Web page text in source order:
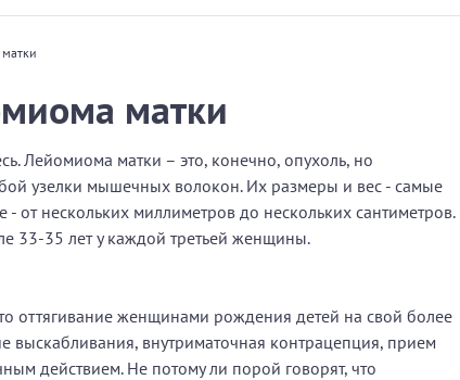
матки
Лейомиома матки – это, конечно, опухоль, но
узелки мышечных волокон. Их размеры и вес - самые
от нескольких миллиметров до нескольких сантиметров.
33-35 лет у каждой третьей женщины.
оттягивание женщинами рождения детей на свой более
выскабливания, внутриматочная контрацепция, прием
действием. Не потому ли порой говорят, что